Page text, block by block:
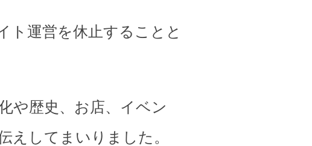
ト運営を休止することと
や歴史、お店、イベン
えしてまいりました。